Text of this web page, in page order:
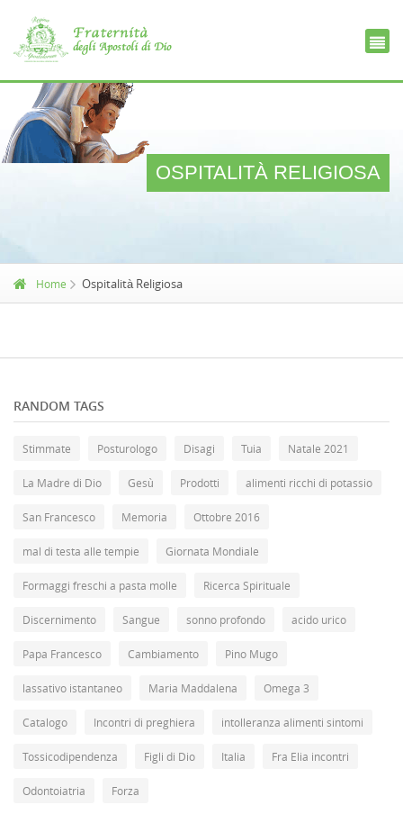
OSPITALITÀ RELIGIOSA
Home Ospitalità Religiosa
RANDOM TAGS
Stimmate Posturologo Disagi Tuia Natale 2021
La Madre di Dio Gesù Prodotti alimenti ricchi di potassio
San Francesco Memoria Ottobre 2016
mal di testa alle tempie Giornata Mondiale
Formaggi freschi a pasta molle Ricerca Spirituale
Discernimento Sangue sonno profondo acido urico
Papa Francesco Cambiamento Pino Mugo
lassativo istantaneo Maria Maddalena Omega 3
Catalogo Incontri di preghiera intolleranza alimenti sintomi
Tossicodipendenza Figli di Dio Italia Fra Elia incontri
Odontoiatria Forza